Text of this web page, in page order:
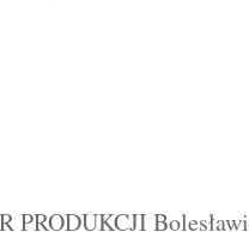
PRODUKCJI